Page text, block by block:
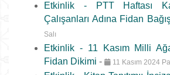
Etkinlik - PTT Haftası
Çalışanları Adına Fidan
Salı
Etkinlik - 11 Kasım Milli
Fidan Dikimi - 11 Kasım 2024